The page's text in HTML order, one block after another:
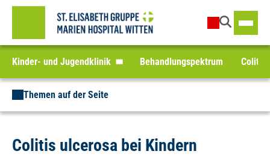
Kinder- und Jugendklinik Behandlungspektrum Colitis
Themen auf der Seite
Colitis ulcerosa bei Kindern